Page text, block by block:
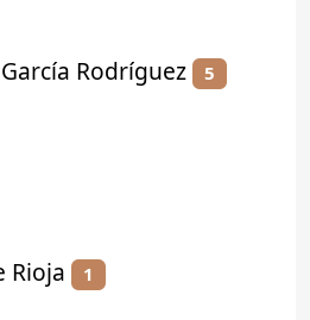
Rodríguez 5
Rioja 1